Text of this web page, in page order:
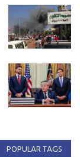
POPULAR TAGS